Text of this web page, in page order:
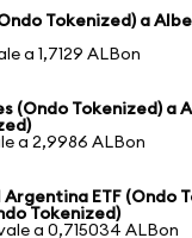
Tokenized) a
a 1,7129 ALBon
(Ondo Tokenized) a
a 2,9986 ALBon
Argentina ETF (Ondo
Tokenized)
a 0,715034 ALBon